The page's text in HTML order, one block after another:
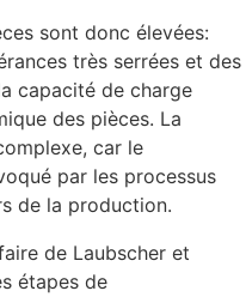
sont donc élevées:
très serrées et des
capacité de charge
des pièces. La
car le
par les processus
de la production.
de Laubscher et
étapes de